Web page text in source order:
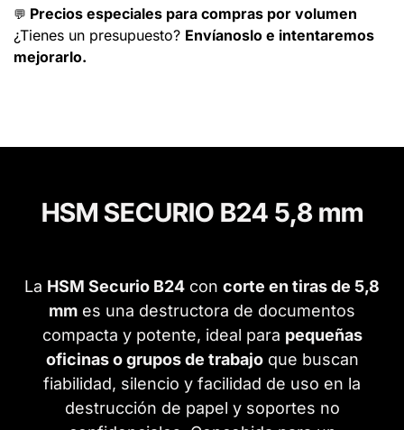
💬 Precios especiales para compras por volumen
¿Tienes un presupuesto? Envíanoslo e intentaremos
mejorarlo.
HSM SECURIO B24 5,8 mm
La HSM Securio B24 con corte en tiras de 5,8
mm es una destructora de documentos
compacta y potente, ideal para pequeñas
oficinas o grupos de trabajoque buscan
fiabilidad, silencio y facilidad de uso en la
destrucción de papel y soportes no